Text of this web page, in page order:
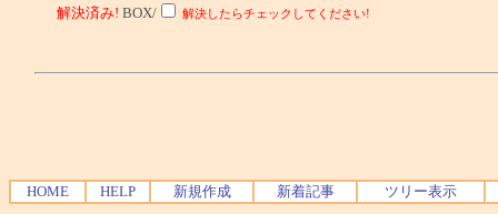
解決済み! BOX/ 解決したらチェックしてください!
HOME HELP 新規作成 新着記事 ツリー表示